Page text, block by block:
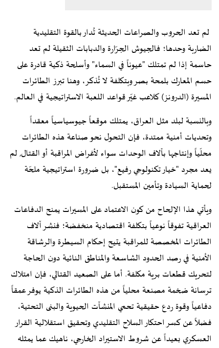
لم تعد الحروب والصراعات الحديثة تُدار بالقوة التقليدية
الضاربة وحدها؛ فالجيوش الجرّارة والدبابات الثقيلة لم تعد
حاسمة إذا لم تمتلك "عيوناً في السماء" وأسلحة ذكية قادرة على
حسم المعارك بلمحة بصر وبتكلفة لا تُذكر، وهنا تبرز الطائرات
المسيرة (الدرونز) كلاعب غيّر قواعد اللعبة الاستراتيجية في العالم.
وبالنسبة لبلد مثل العراق، يمتلك موقعاً جيوسياسياً معقداً
وتحديات أمنية ممتدة، فإن التحول نحو صناعة هذه الطائرات
محلّياً وإنتاجها بآلاف الوحدات سواء لأغراض المراقبة أو القتال, لم
يعد مجرد "خيار تكنولوجي رفيع"، بل ضرورة استراتيجية ملحّة
لحماية السيادة وتأمين المستقبل.
ويأتي هذا الإلحاح من كون الاعتماد على المسيرات يمنح الدفاعات
العراقية تفوقاً نوعياً بتكلفة اقتصادية منخفضة؛ فنشر آلاف
الطائرات المخصصة للمراقبة يتيح إحكام السيطرة والرشاقة
الأمنية في رصد الحدود الشاسعة والمناطق النائية دون الحاجة
لتحريك قطعات برية مكلفة. أما على الصعيد القتالي، فإن امتلاك
ترسانة ضخمة مصنعة محلياً من هذه الطائرات الذكية يوفر عمقاً
دفاعياً وقوة ردع حقيقية تحمي المنشآت الحيوية والبنى التحتية،
فضلاً عن كسر احتكار السلاح التقليدي وتحقيق استقلالية القرار
العسكري بعيداً عن شروط الاستيراد الخارجي، ناهيك عما يمثله